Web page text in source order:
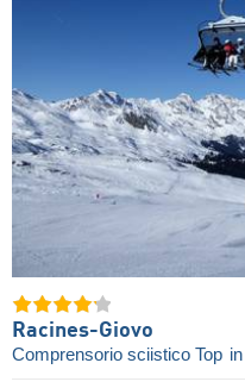
Racines-Giovo
Comprensorio sciistico Top